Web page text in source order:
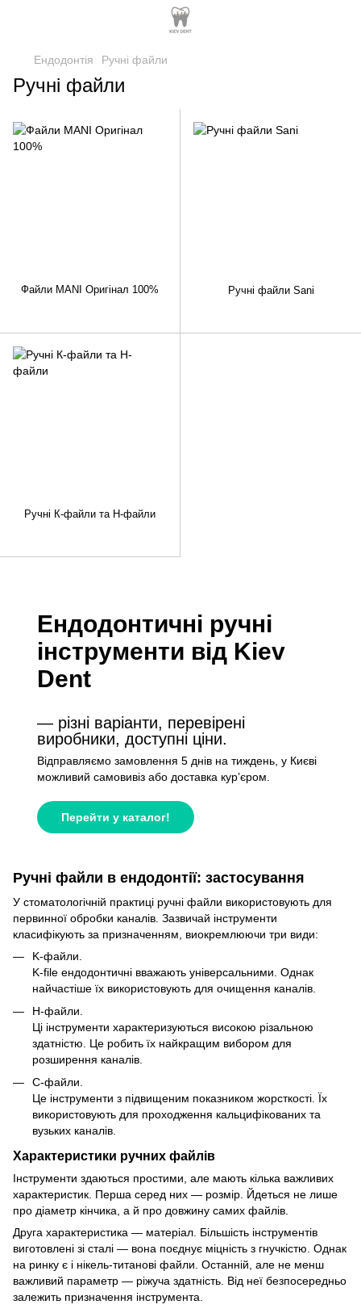
Ендодонтія Ручні файли
Ручні файли
Ендодонтичні ручні
інструменти від Kiev
Dent
— різні варіанти, перевірені
виробники, доступні ціни.
Відправляємо замовлення 5 днів на тиждень, у Києві
можливий самовивіз або доставка кур’єром.
Перейти у каталог!
Ручні файли в ендодонтії: застосування
У стоматологічній практиці ручні файли використовують для
первинної обробки каналів. Зазвичай інструменти
класифікують за призначенням, виокремлюючи три види:
K-файли.
K-file ендодонтичні вважають універсальними. Однак
найчастіше їх використовують для очищення каналів.
H-файли.
Ці інструменти характеризуються високою різальною
здатністю. Це робить їх найкращим вибором для
розширення каналів.
C-файли.
Це інструменти з підвищеним показником жорсткості. Їх
використовують для проходження кальцифікованих та
вузьких каналів.
Характеристики ручних файлів
Інструменти здаються простими, але мають кілька важливих
характеристик. Перша серед них — розмір. Йдеться не лише
про діаметр кінчика, а й про довжину самих файлів.
Друга характеристика — матеріал. Більшість інструментів
виготовлені зі сталі — вона поєднує міцність з гнучкістю. Однак
на ринку є і нікель-титанові файли. Останній, але не менш
важливий параметр — ріжуча здатність. Від неї безпосередньо
залежить призначення інструмента.
Файли MANI Оригінал 100% Ручні файли Sani
Ручні К-файли та Н-файли